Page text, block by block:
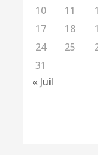
10
11
17
18
24
25
31
« Juil